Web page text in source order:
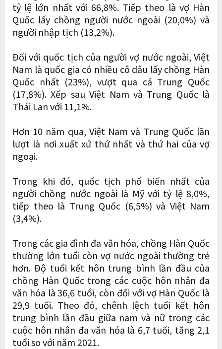
tỷ lệ lớn nhất với 66,8%. Tiếp theo là vợ Hàn
Quốc lấy chồng người nước ngoài (20,0%) và
người nhập tịch (13,2%).
Đối với quốc tịch của người vợ nước ngoài, Việt
Nam là quốc gia có nhiều cô dâu lấy chồng Hàn
Quốc nhất (23%), vượt qua cả Trung Quốc
(17,8%). Xếp sau Việt Nam và Trung Quốc là
Thái Lan với 11,1%.
Hơn 10 năm qua, Việt Nam và Trung Quốc lần
lượt là nơi xuất xứ thứ nhất và thứ hai của vợ
ngoại.
Trong khi đó, quốc tịch phổ biến nhất của
người chồng nước ngoài là Mỹ với tỷ lệ 8,0%,
tiếp theo là Trung Quốc (6,5%) và Việt Nam
(3,4%).
Trong các gia đình đa văn hóa, chồng Hàn Quốc
thường lớn tuổi còn vợ nước ngoài thường trẻ
hơn. Độ tuổi kết hôn trung bình lần đầu của
chồng Hàn Quốc trong các cuộc hôn nhân đa
văn hóa là 36,6 tuổi, còn đối với vợ Hàn Quốc là
29,9 tuổi. Theo đó, chênh lệch tuổi kết hôn
trung bình lần đầu giữa nam và nữ trong các
cuộc hôn nhân đa văn hóa là 6,7 tuổi, tăng 2,1
tuổi so với năm 2021.